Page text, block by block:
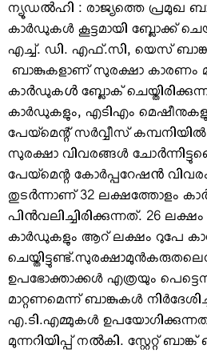
ന്യൂഡൽഹി : രാജ്യത്തെ പ്രമുഖ
കാര്‍ഡുകള്‍ കൂട്ടമായി ബ്ലോക്ക്
എച്ച്. ഡി. എഫ്.സി, യെസ്
ബാങ്കുകളാണ് സുരക്ഷാ കാരണം
കാർഡുകൾ ബ്ലോക്
കാര്‍ഡുകളും, എടിഎം മെഷീനുകളും
പേയ്‌മെന്റ് സര്‍വ്വീസ്
സുരക്ഷാ വിവരങ്ങള്‍
പേയ്‌മെന്റ കോര്‍പ്പറേഷൻ
തുടർന്നാണ് 32 ലക്ഷത്തോളം
പിൻവലിച്ചിരിക്കുന്നത്. 26 ലക്ഷം
കാര്‍ഡുകളും ആറ് ലക്ഷം റുപേ
ഉപഭോക്താക്കള്‍ എത്രയും
മാറ്റണമെന്ന് ബാങ്കുകള്‍
എ.ടി.എമ്മുകള്‍ ഉപയോഗിക്കുന്നത്
മുന്നറിയിപ്പ് നൽകി. സ്റ്റേറ്റ്